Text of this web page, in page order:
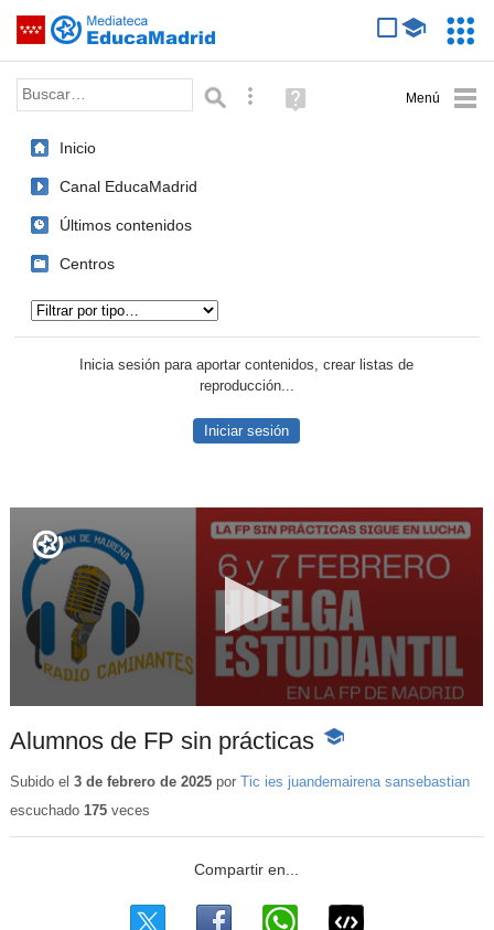
Saltar navegación
Palabra o frase: Búsqueda avanzada
Ayuda
(en
Inicio
Canal EducaMadrid
Últimos contenidos
Centros
Inicia sesión para aportar contenidos, crear listas de
reproducción...
Iniciar sesión
Alumnos de FP sin prácticas -
educativo
Subido el 3 de febrero de 2025por Tic ies juandemairena sansebastian
escuchado 175veces